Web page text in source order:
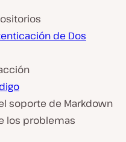
de Dos
soporte de Markdown
los problemas